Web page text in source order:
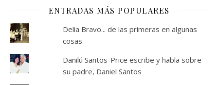
ENTRADAS MÁS POPULARES
Delia Bravo... de las primeras en algunas
cosas
Danilú Santos-Price escribe y habla sobre
su padre, Daniel Santos